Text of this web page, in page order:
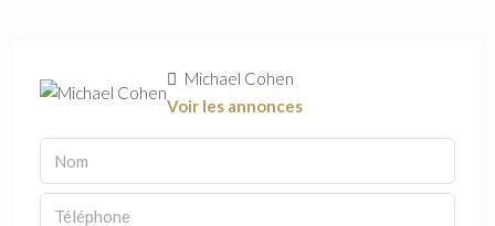
Michael Cohen
Voir les annonces